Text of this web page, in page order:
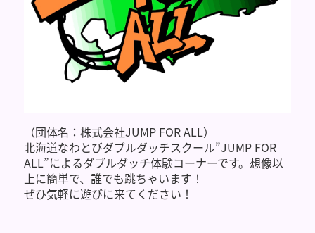
（団体名：株式会社JUMP FOR ALL）
北海道なわとびダブルダッチスクール”JUMP FOR
ALL”によるダブルダッチ体験コーナーです。想像以
上に簡単で、誰でも跳ちゃいます！
ぜひ気軽に遊びに来てください！